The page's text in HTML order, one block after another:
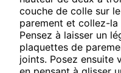
couche de colle sur
parement et collez-la
Pensez à laisser un
plaquettes de
joints. Posez ensuite